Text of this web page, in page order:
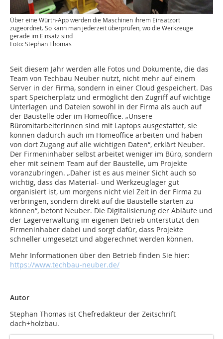
Über eine Würth-App werden die Maschinen ihrem Einsatzort
zugeordnet. So kann man jederzeit überprüfen, wo die Werkzeuge
gerade im Einsatz sind
Foto: Stephan Thomas
Seit diesem Jahr werden alle Fotos und Dokumente, die das
Team von Techbau Neuber nutzt, nicht mehr auf einem
Server in der Firma, sondern in einer Cloud gespeichert. Das
spart Speicherplatz und ermöglicht den Zugriff auf wichtige
Unterlagen und Dateien sowohl in der Firma als auch auf
der Baustelle oder im Homeoffice. „Unsere
Büromitarbeiterinnen sind mit Laptops ausgestattet, sie
können dadurch auch im Homeoffice arbeiten und haben
von dort Zugang auf alle wichtigen Daten“, erklärt Neuber.
Der Firmeninhaber selbst arbeitet weniger im Büro, sondern
eher mit seinem Team auf der Baustelle, um Projekte
voranzubringen. „Daher ist es aus meiner Sicht auch so
wichtig, dass das Material- und Werkzeuglager gut
organisiert ist, um morgens nicht viel Zeit in der Firma zu
verbringen, sondern direkt auf die Baustelle starten zu
können“, betont Neuber. Die Digitalisierung der Abläufe und
der Lagerverwaltung im eigenen Betrieb unterstützt den
Firmeninhaber dabei und sorgt dafür, dass Projekte
schneller umgesetzt und abgerechnet werden können.
Mehr Informationen über den Betrieb finden Sie hier:
https://www.techbau-neuber.de/
Autor
Stephan Thomas ist Chefredakteur der Zeitschrift
dach+holzbau.